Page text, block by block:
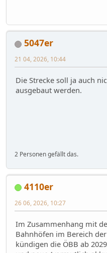
5047er
21 04, 2026, 10:44
Die Strecke soll ja auch
ausgebaut werden.
2 Personen gefällt das.
4110er
26 06, 2026, 10:27
Im Zusammenhang mit
Bahnhöfen im Bereich
kündigen die ÖBB ab